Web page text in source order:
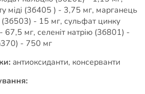
міді (3б405 ) - 3,75 мг, марганець
(3б503) - 15 мг, сульфат цинку
67,5 мг, селеніт натрію (3б801) -
- 750 мг
aнтиоксиданти, консерванти